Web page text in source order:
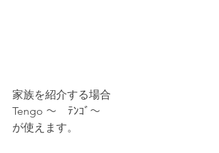
家族を紹介する場合
Tengo 〜　ﾃﾝｺﾞ〜
が使えます。